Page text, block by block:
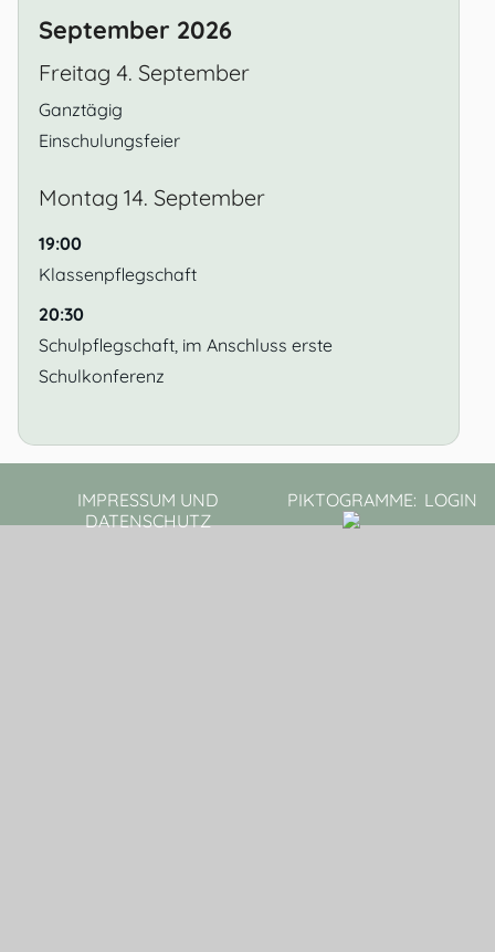
September 2026
Freitag 4. September
Ganztägig
Einschulungsfeier
Montag 14. September
19:00
Klassenpflegschaft
20:30
Schulpflegschaft, im Anschluss erste
Schulkonferenz
IMPRESSUM UND
DATENSCHUTZ
PIKTOGRAMME: LOGIN